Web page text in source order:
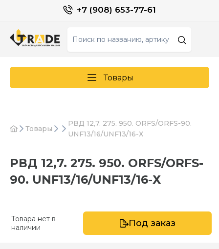
+7 (908) 653-77-61
Товары
Товары
РВД 12,7. 275. 950. ORFS/ORFS-90.
UNF13/16/UNF13/16-Х
РВД 12,7. 275. 950. ORFS/ORFS-
90. UNF13/16/UNF13/16-Х
Товара нет в
наличии
Под заказ